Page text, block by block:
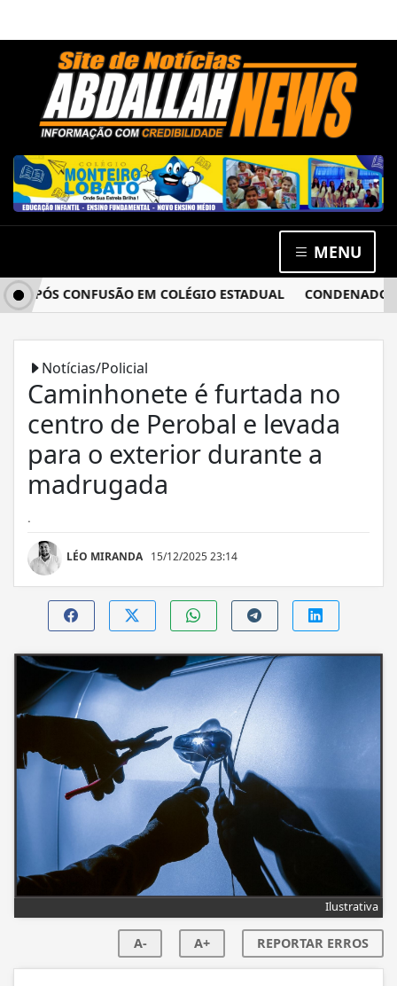
MENU
CONFUSÃO EM COLÉGIO ESTADUAL CONDENADO
Notícias/Policial
Caminhonete é furtada no
centro de Perobal e levada
para o exterior durante a
madrugada
.
LÉO MIRANDA 15/12/2025 23:14
Ilustrativa
A- A+ REPORTAR ERROS